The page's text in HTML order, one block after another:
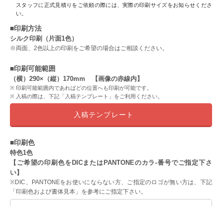
スタッフに正式見積りをご依頼の際には、実際の印刷サイズをお知らせくださ
い。
■印刷方法
シルク印刷（片面1色）
※両面、2色以上の印刷をご希望の場合はご相談ください。
■印刷可能範囲
（横）290×（縦）170mm 【画像の赤線内】
印刷可能範囲内であればどの位置へも印刷が可能です。
入稿の際は、下記「入稿テンプレート」をご利用ください。
入稿テンプレート
■印刷色
特色1色
【ご希望の印刷色をDICまたはPANTONEのカラ-番号でご指定下さ
い】
※DIC、PANTONEをお使いにならない方、ご指定のロゴが無い方は、下記
「印刷色および書体見本」を参考にご指定下さい。